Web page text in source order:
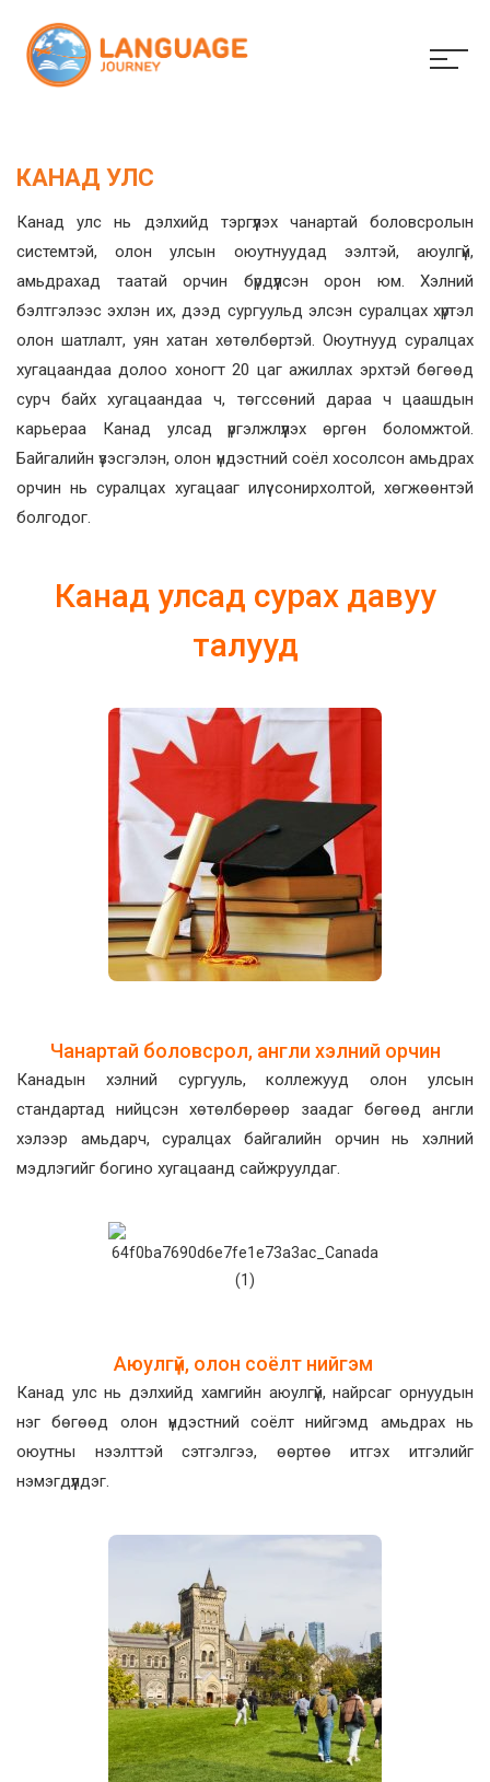
КАНАД УЛС
Канад улс нь дэлхийд тэргүүлэх чанартай боловсролын
системтэй, олон улсын оюутнуудад ээлтэй, аюулгүй,
амьдрахад таатай орчин бүрдүүлсэн орон юм. Хэлний
бэлтгэлээс эхлэн их, дээд сургуульд элсэн суралцах хүртэл
олон шатлалт, уян хатан хөтөлбөртэй. Оюутнууд суралцах
хугацаандаа долоо хоногт 20 цаг ажиллах эрхтэй бөгөөд
сурч байх хугацаандаа ч, төгссөний дараа ч цаашдын
карьераа Канад улсад үргэлжлүүлэх өргөн боломжтой.
Байгалийн үзэсгэлэн, олон үндэстний соёл хосолсон амьдрах
орчин нь суралцах хугацааг илүү сонирхолтой, хөгжөөнтэй
болгодог.
Канад улсад сурах давуу
талууд
Чанартай боловсрол, англи хэлний орчин
Канадын хэлний сургууль, коллежууд олон улсын
стандартад нийцсэн хөтөлбөрөөр заадаг бөгөөд англи
хэлээр амьдарч, суралцах байгалийн орчин нь хэлний
мэдлэгийг богино хугацаанд сайжруулдаг.
Аюулгүй, олон соёлт нийгэм
Канад улс нь дэлхийд хамгийн аюулгүй, найрсаг орнуудын
нэг бөгөөд олон үндэстний соёлт нийгэмд амьдрах нь
оюутны нээлттэй сэтгэлгээ, өөртөө итгэх итгэлийг
нэмэгдүүлдэг.